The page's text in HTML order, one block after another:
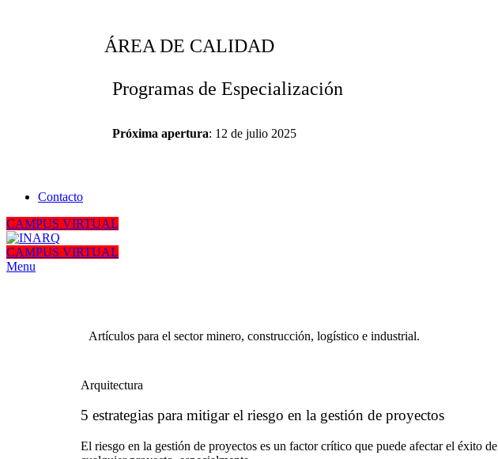
ÁREA DE CALIDAD
Programas de Especialización
Próxima apertura: 12 de julio 2025
Contacto
CAMPUS VIRTUAL
CAMPUS VIRTUAL
Menu
Artículos para el sector minero, construcción, logístico e industrial.
Arquitectura
5 estrategias para mitigar el riesgo en la gestión de proyectos
El riesgo en la gestión de proyectos es un factor crítico que puede afectar el éxito de